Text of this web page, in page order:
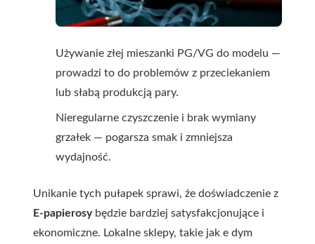
Używanie złej mieszanki PG/VG do modelu —
prowadzi to do problemów z przeciekaniem
lub słabą produkcją pary.
Nieregularne czyszczenie i brak wymiany
grzałek — pogarsza smak i zmniejsza
wydajność.
Unikanie tych pułapek sprawi, że doświadczenie z
E-papierosybędzie bardziej satysfakcjonujące i
ekonomiczne. Lokalne sklepy, takie jak e dym